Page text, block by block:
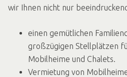
wir Ihnen nicht nur
einen gemütlichen
großzügigen Stellplätzen
Mobilheime und Chalets.
Vermietung von